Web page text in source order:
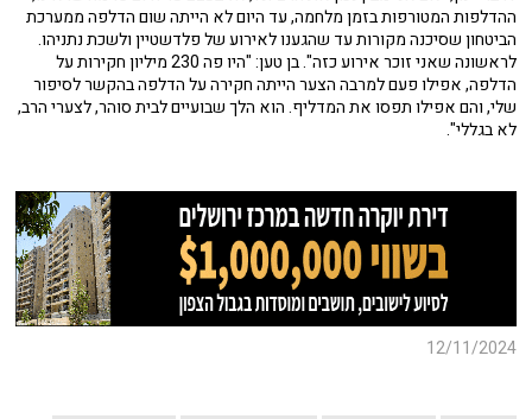
ההדלפות המטורפות בזמן מלחמה, עד היום לא הייתה שום הדלפה ממערכת
הביטחון שסיכנה מקורות עד שהגענו לאירוע של פלדשטיין ולשכת נתניהו.
לראשונה שאני זוכר אירוע כזה". בן טען: "היו פה 230 מיליון חקירות על
הדלפה, אפילו פעם למרבה הצער הייתה חקירה על הדלפה בהקשר לסיפור
שלי, והם אפילו תפסו את המדליף. הוא הלך שבועיים לבית סוהר, לצערי הרב,
לא בגללי".
12/11/2024